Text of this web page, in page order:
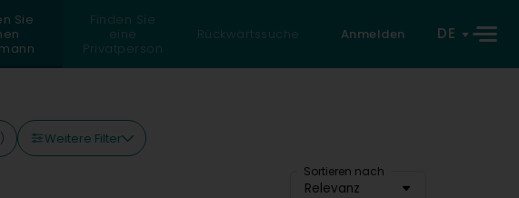
Sie
Finden Sie
eine
Privatperson
Rückwärtssuche Anmelden DE
Weitere Filter
Sortieren nach
Relevanz